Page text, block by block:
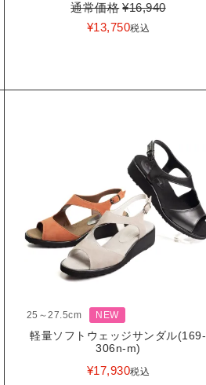
通常価格 ¥16,940
¥13,750税込
25～27.5cm NEW
軽量ソフトウェッジサンダル(169-
306n-m)
¥17,930税込